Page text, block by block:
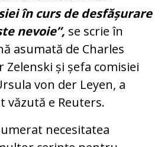
în curs de desfășurare
nevoie”, se scrie în
asumată de Charles
Zelenski și șefa comisiei
von der Leyen, a
văzută e Reuters.
necesitatea